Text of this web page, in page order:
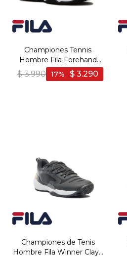
Championes Tennis
Hombre Fila Forehand
Clay - Negro-Grafito
$ 3.990 $ 3.290
17
Championes de Tenis
Hombre Fila Winner Clay -